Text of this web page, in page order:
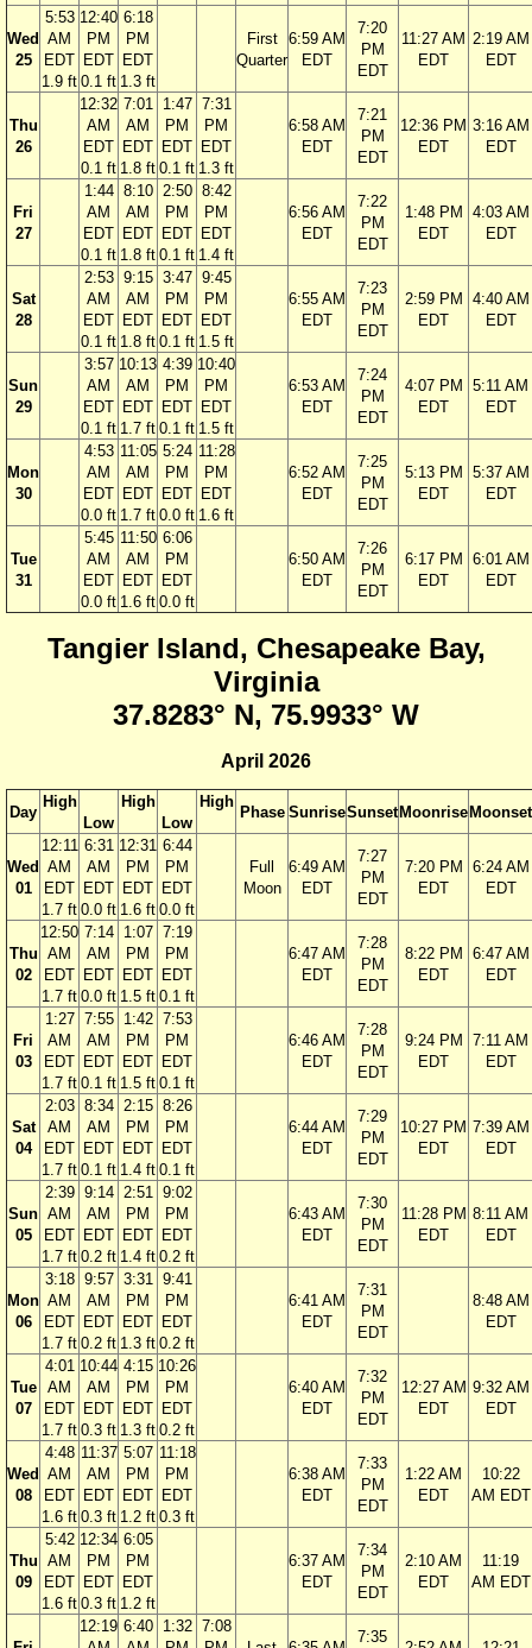
Wed
25
5:53
AM
EDT
1.9 ft
12:40
PM
EDT
0.1 ft
6:18
PM
EDT
1.3 ft
First
Quarter
6:59 AM
EDT
7:20
PM
EDT
11:27 AM
EDT
2:19 AM
EDT
Thu
26
12:32
AM
EDT
0.1 ft
7:01
AM
EDT
1.8 ft
1:47
PM
EDT
0.1 ft
7:31
PM
EDT
1.3 ft
6:58 AM
EDT
7:21
PM
EDT
12:36 PM
EDT
3:16 AM
EDT
Fri
27
1:44
AM
EDT
0.1 ft
8:10
AM
EDT
1.8 ft
2:50
PM
EDT
0.1 ft
8:42
PM
EDT
1.4 ft
6:56 AM
EDT
7:22
PM
EDT
1:48 PM
EDT
4:03 AM
EDT
Sat
28
2:53
AM
EDT
0.1 ft
9:15
AM
EDT
1.8 ft
3:47
PM
EDT
0.1 ft
9:45
PM
EDT
1.5 ft
6:55 AM
EDT
7:23
PM
EDT
2:59 PM
EDT
4:40 AM
EDT
Sun
29
3:57
AM
EDT
0.1 ft
10:13
AM
EDT
1.7 ft
4:39
PM
EDT
0.1 ft
10:40
PM
EDT
1.5 ft
6:53 AM
EDT
7:24
PM
EDT
4:07 PM
EDT
5:11 AM
EDT
Mon
30
4:53
AM
EDT
0.0 ft
11:05
AM
EDT
1.7 ft
5:24
PM
EDT
0.0 ft
11:28
PM
EDT
1.6 ft
6:52 AM
EDT
7:25
PM
EDT
5:13 PM
EDT
5:37 AM
EDT
Tue
31
5:45
AM
EDT
0.0 ft
11:50
AM
EDT
1.6 ft
6:06
PM
EDT
0.0 ft
6:50 AM
EDT
7:26
PM
EDT
6:17 PM
EDT
6:01 AM
EDT
Tangier Island, Chesapeake Bay,
Virginia
37.8283° N, 75.9933° W
April 2026
Day
High
Low
High
Low
High
Phase SunriseSunsetMoonriseMoonset
Wed
01
12:11
AM
EDT
1.7 ft
6:31
AM
EDT
0.0 ft
12:31
PM
EDT
1.6 ft
6:44
PM
EDT
0.0 ft
Full
Moon
6:49 AM
EDT
7:27
PM
EDT
7:20 PM
EDT
6:24 AM
EDT
Thu
02
12:50
AM
EDT
1.7 ft
7:14
AM
EDT
0.0 ft
1:07
PM
EDT
1.5 ft
7:19
PM
EDT
0.1 ft
6:47 AM
EDT
7:28
PM
EDT
8:22 PM
EDT
6:47 AM
EDT
Fri
03
1:27
AM
EDT
1.7 ft
7:55
AM
EDT
0.1 ft
1:42
PM
EDT
1.5 ft
7:53
PM
EDT
0.1 ft
6:46 AM
EDT
7:28
PM
EDT
9:24 PM
EDT
7:11 AM
EDT
Sat
04
2:03
AM
EDT
1.7 ft
8:34
AM
EDT
0.1 ft
2:15
PM
EDT
1.4 ft
8:26
PM
EDT
0.1 ft
6:44 AM
EDT
7:29
PM
EDT
10:27 PM
EDT
7:39 AM
EDT
Sun
05
2:39
AM
EDT
1.7 ft
9:14
AM
EDT
0.2 ft
2:51
PM
EDT
1.4 ft
9:02
PM
EDT
0.2 ft
6:43 AM
EDT
7:30
PM
EDT
11:28 PM
EDT
8:11 AM
EDT
Mon
06
3:18
AM
EDT
1.7 ft
9:57
AM
EDT
0.2 ft
3:31
PM
EDT
1.3 ft
9:41
PM
EDT
0.2 ft
6:41 AM
EDT
7:31
PM
EDT
8:48 AM
EDT
Tue
07
4:01
AM
EDT
1.7 ft
10:44
AM
EDT
0.3 ft
4:15
PM
EDT
1.3 ft
10:26
PM
EDT
0.2 ft
6:40 AM
EDT
7:32
PM
EDT
12:27 AM
EDT
9:32 AM
EDT
Wed
08
4:48
AM
EDT
1.6 ft
11:37
AM
EDT
0.3 ft
5:07
PM
EDT
1.2 ft
11:18
PM
EDT
0.3 ft
6:38 AM
EDT
7:33
PM
EDT
1:22 AM
EDT
10:22
AM EDT
Thu
09
5:42
AM
EDT
1.6 ft
12:34
PM
EDT
0.3 ft
6:05
PM
EDT
1.2 ft
6:37 AM
EDT
7:34
PM
EDT
2:10 AM
EDT
11:19
AM EDT
12:19 6:40
1:32 7:08
7:35